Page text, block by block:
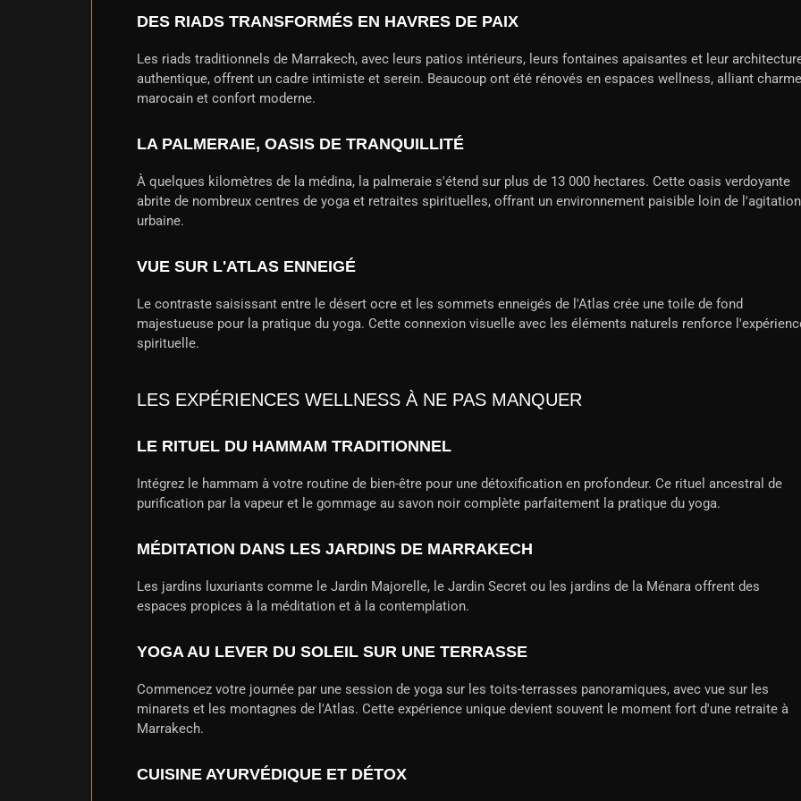
DES RIADS TRANSFORMÉS EN HAVRES DE PAIX
Les riads traditionnels de Marrakech, avec leurs patios intérieurs, leurs fontaines apaisantes et leur
authentique, offrent un cadre intimiste et serein. Beaucoup ont été rénovés en espaces wellness, alliant charme
marocain et confort moderne.
LA PALMERAIE, OASIS DE TRANQUILLITÉ
À quelques kilomètres de la médina, la palmeraie s'étend sur plus de 13 000 hectares. Cette oasis verdoyante
abrite de nombreux centres de yoga et retraites spirituelles, offrant un environnement paisible loin de l'agitation
urbaine.
VUE SUR L'ATLAS ENNEIGÉ
Le contraste saisissant entre le désert ocre et les sommets enneigés de l'Atlas crée une toile de fond
majestueuse pour la pratique du yoga. Cette connexion visuelle avec les éléments naturels renforce
spirituelle.
LES EXPÉRIENCES WELLNESS À NE PAS MANQUER
LE RITUEL DU HAMMAM TRADITIONNEL
Intégrez le hammam à votre routine de bien-être pour une détoxification en profondeur. Ce rituel ancestral de
purification par la vapeur et le gommage au savon noir complète parfaitement la pratique du yoga.
MÉDITATION DANS LES JARDINS DE MARRAKECH
Les jardins luxuriants comme le Jardin Majorelle, le Jardin Secret ou les jardins de la Ménara offrent des
espaces propices à la méditation et à la contemplation.
YOGA AU LEVER DU SOLEIL SUR UNE TERRASSE
Commencez votre journée par une session de yoga sur les toits-terrasses panoramiques, avec vue sur les
minarets et les montagnes de l'Atlas. Cette expérience unique devient souvent le moment fort d'une retraite à
Marrakech.
CUISINE AYURVÉDIQUE ET DÉTOX